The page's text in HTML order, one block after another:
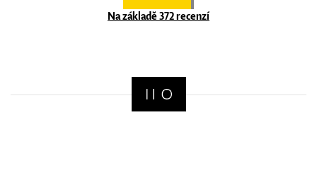
Na základě 372 recenzí